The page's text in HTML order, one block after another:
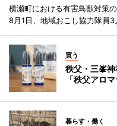
横瀬町における有害鳥獣対策
8月1日、地域おこし協力隊員3
買う
秩父・三峯
「秩父アロ
暮らす・働く